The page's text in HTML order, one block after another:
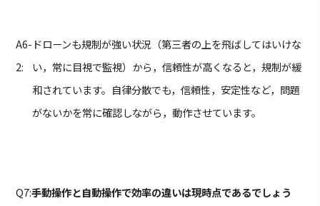
A6-
2:
ドローンも規制が強い状況（第三者の上を飛ばしてはいけな
い，常に目視で監視）から，信頼性が高くなると，規制が緩
和されています。自律分散でも，信頼性，安定性など，問題
がないかを常に確認しながら，動作させています。
Q7:手動操作と自動操作で効率の違いは現時点であるでしょう